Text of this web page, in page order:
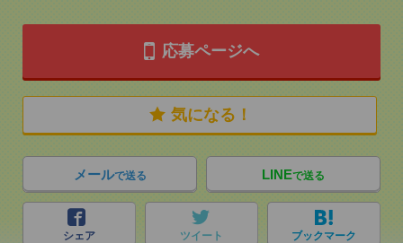
応募ページへ
気になる！
メールで送る LINEで送る
シェア ツイート ブックマーク